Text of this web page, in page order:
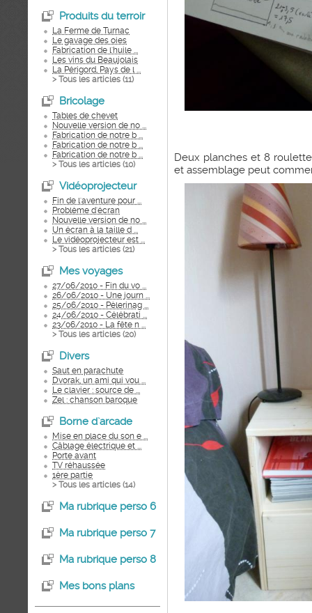
Produits du terroir
La Ferme de Turnac
Le gavage des oies
Fabrication de l'huile ...
Les vins du Beaujolais
La Périgord, Pays de l ...
> Tous les articles (11)
Bricolage
Tables de chevet
Nouvelle version de no ...
Fabrication de notre b ...
Fabrication de notre b ...
Fabrication de notre b ...
> Tous les articles (10)
Vidéoprojecteur
Fin de l'aventure pour ...
Problème d'écran
Nouvelle version de no ...
Un écran à la taille d ...
Le vidéoprojecteur est ...
> Tous les articles (21)
Mes voyages
27/06/2010 - Fin du vo ...
26/06/2010 - Une journ ...
25/06/2010 - Pèlerinag ...
24/06/2010 - Célébrati ...
23/06/2010 - La fête n ...
> Tous les articles (20)
Divers
Saut en parachute
Dvorak, un ami qui vou ...
Le clavier : source de ...
Zel : chanson baroque
Borne d`arcade
Mise en place du son e ...
Câblage électrique et ...
Porte avant
TV réhaussée
1ère partie
> Tous les articles (14)
Ma rubrique perso 6
Ma rubrique perso 7
Ma rubrique perso 8
Mes bons plans
Deux planches et 8
et assemblage peut